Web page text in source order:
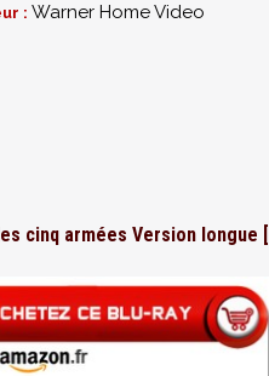
: Warner Home Video
cinq armées Version longue